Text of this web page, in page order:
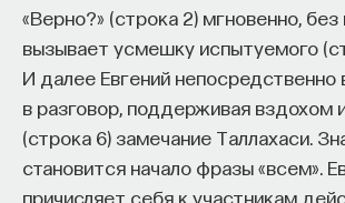
«Верно?» (строка 2) мгновенно, без
вызывает усмешку испытуемого
И далее Евгений непосредственно
в разговор, поддерживая вздохом
(строка 6) замечание Таллахаси.
становится начало фразы «всем».
причисляет себя к участникам